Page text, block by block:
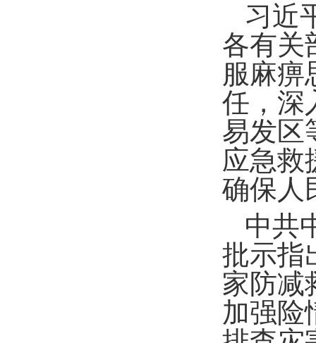
习近
各有关
服麻痹
任，深
易发区
应急救
确保人
中共
批示指
家防减
加强险